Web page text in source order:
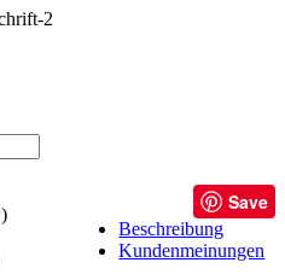
2
Save
Beschreibung
Kundenmeinungen